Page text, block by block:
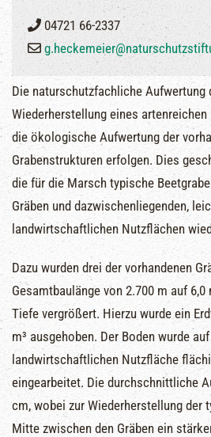
04721 66-2337
Die naturschutzfachliche Aufwertung
Wiederherstellung eines
die ökologische Aufwertung der
Grabenstrukturen erfolgen. Dies
die für die Marsch typische
Gräben und dazwischenliegenden,
landwirtschaftlichen Nutzflächen
Dazu wurden drei der vorhandenen
Gesamtbaulänge von 2.700 m auf 6,0
Tiefe vergrößert. Hierzu wurde ein
m³ ausgehoben. Der Boden wurde
landwirtschaftlichen Nutzfläche
eingearbeitet. Die durchschnittliche
cm, wobei zur Wiederherstellung der
Mitte zwischen den Gräben ein